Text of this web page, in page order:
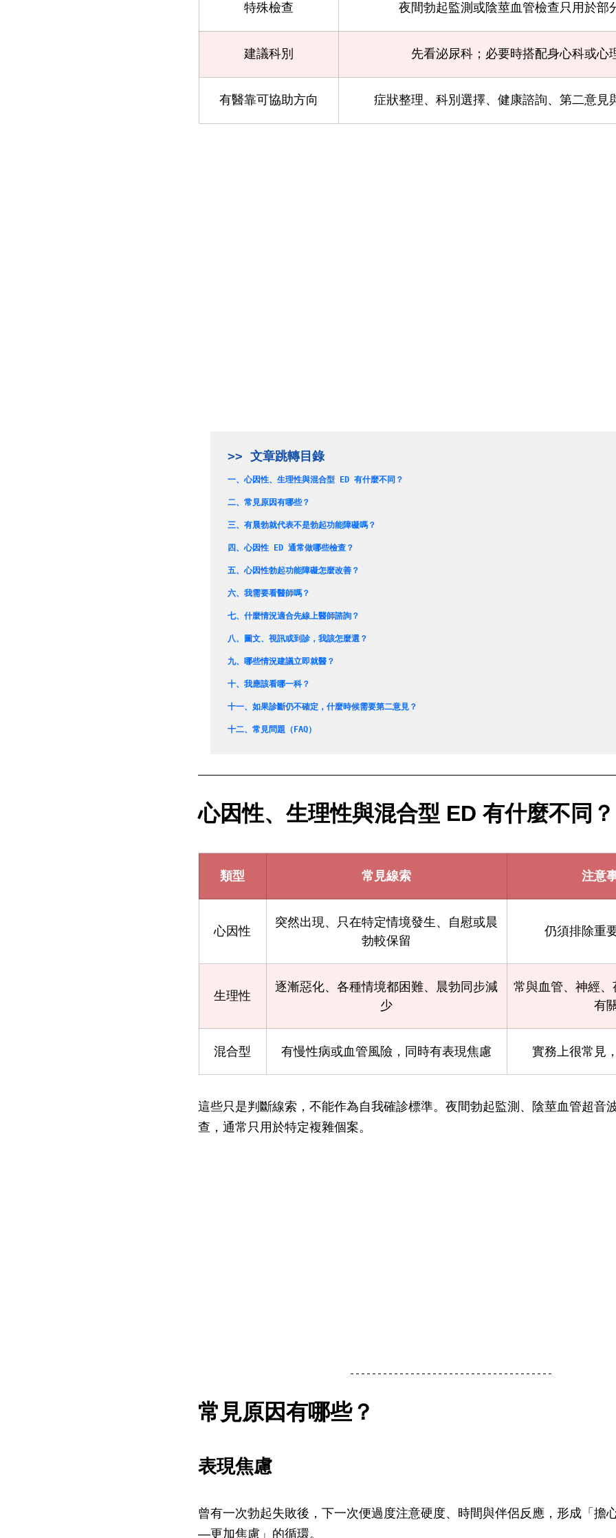
特殊檢查 夜間勃起監測或陰莖血管檢查只用於部
建議科別 先看泌尿科；必要時搭配身心科或心
有醫靠可協助方向 症狀整理、科別選擇、健康諮詢、第二意見
一、心因性、生理性與混合型 ED 有什麼不同？
二、 常見原因有哪些？
三、 有晨勃就代表不是勃起功能障礙嗎？
四、心因性 ED 通常做哪些檢查？
五、心因性勃起功能障礙怎麼改善？
六、 我需要看醫師嗎？
七、 什麼情況適合先線上醫師諮詢？
八、 圖文、視訊或到診，我該怎麼選？
九、 哪些情況建議立即就醫？
十、 我應該看哪一科？
十一、 如果診斷仍不確定，什麼時候需要第二意見？
十二、 常見問題（FAQ）
心因性、生理性與混合型 ED 有什麼不同？
類型 常見線索 注意
心因性
突然出現、只在特定情境發生、自慰或晨
勃較保留
仍須排除重
生理性
逐漸惡化、各種情境都困難、晨勃同步減
少
常與血管、神經
有
混合型 有慢性病或血管風險，同時有表現焦慮 實務上很常見
這些只是判斷線索，不能作為自我確診標準。夜間勃起監測、陰莖血管超音
查，通常只用於特定複雜個案。
常見原因有哪些？
表現焦慮
曾有一次勃起失敗後，下一次便過度注意硬度、時間與伴侶反應，形成「擔
—更加焦慮」的循環。